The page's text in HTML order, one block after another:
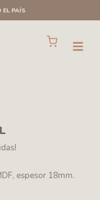
EL PAÍS
Open
Cart
espesor 18mm.